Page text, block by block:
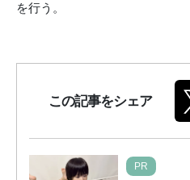
を行う。
この記事をシェア
PR